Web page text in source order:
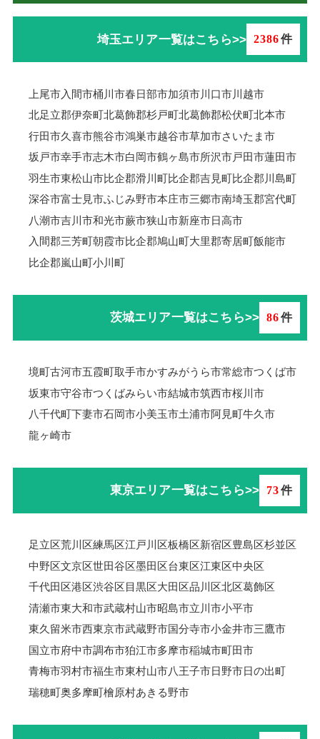
埼玉エリア一覧はこちら>> 2386件
上尾市入間市桶川市春日部市加須市川口市川越市
北足立郡伊奈町北葛飾郡杉戸町北葛飾郡松伏町北本市
行田市久喜市熊谷市鴻巣市越谷市草加市さいたま市
坂戸市幸手市志木市白岡市鶴ヶ島市所沢市戸田市蓮田市
羽生市東松山市比企郡滑川町比企郡吉見町比企郡川島町
深谷市富士見市ふじみ野市本庄市三郷市南埼玉郡宮代町
八潮市吉川市和光市蕨市狭山市新座市日高市
入間郡三芳町朝霞市比企郡鳩山町大里郡寄居町飯能市
比企郡嵐山町小川町
茨城エリア一覧はこちら>> 86件
境町古河市五霞町取手市かすみがうら市常総市つくば市
坂東市守谷市つくばみらい市結城市筑西市桜川市
八千代町下妻市石岡市小美玉市土浦市阿見町牛久市
龍ヶ崎市
東京エリア一覧はこちら>> 73件
足立区荒川区練馬区江戸川区板橋区新宿区豊島区杉並区
中野区文京区世田谷区墨田区台東区江東区中央区
千代田区港区渋谷区目黒区大田区品川区北区葛飾区
清瀬市東大和市武蔵村山市昭島市立川市小平市
東久留米市西東京市武蔵野市国分寺市小金井市三鷹市
国立市府中市調布市狛江市多摩市稲城市町田市
青梅市羽村市福生市東村山市八王子市日野市日の出町
瑞穂町奥多摩町檜原村あきる野市